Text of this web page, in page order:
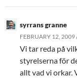
syrrans granne
FEBRUARY 12, 2009
Vi tar reda på
styrelserna för
allt vad vi orkar.